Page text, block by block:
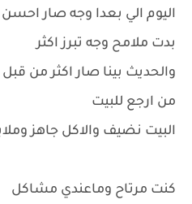
اليوم الي بعدا وجه صار
بدت ملامح وجه تبرز اكثر
والحديث بينا صار اكثر من قبل
من ارجع للبيت
البيت نضيف والاكل جاهز
كنت مرتاح وماعندي مشاكل